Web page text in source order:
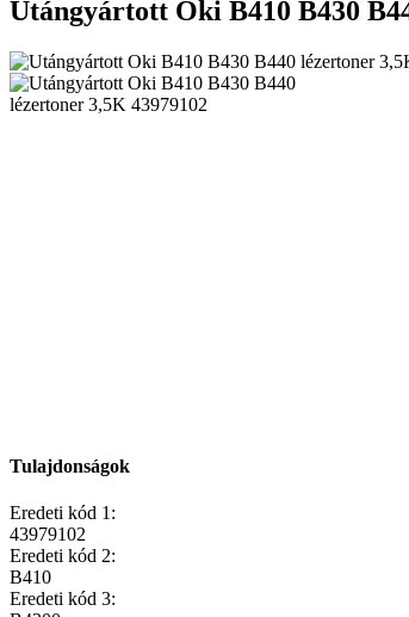
Utángyártott Oki B410 B430
Tulajdonságok
Eredeti kód 1:
43979102
Eredeti kód 2:
B410
Eredeti kód 3: